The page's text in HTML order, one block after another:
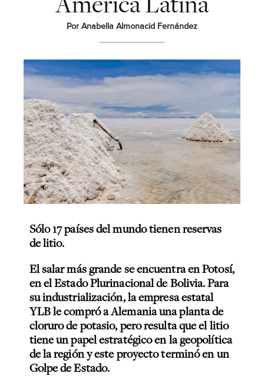
Por Anabella Almonacid Fernández
Sólo 17 países del mundo tienen reservas
de litio.
El salar más grande se encuentra en Potosí,
en el Estado Plurinacional de Bolivia. Para
su industrialización, la empresa estatal
YLB le compró a Alemania una planta de
cloruro de potasio, pero resulta que el litio
tiene un papel estratégico en la geopolítica
de la región y este proyecto terminó en un
Golpe de Estado.